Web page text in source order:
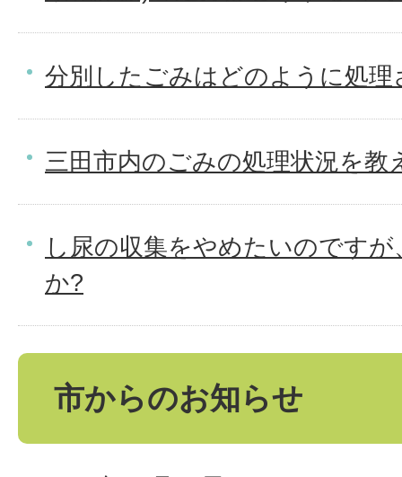
分別したごみはどのように処
三田市内のごみの処理状況を教
し尿の収集をやめたいのです
か?
市からのお知らせ